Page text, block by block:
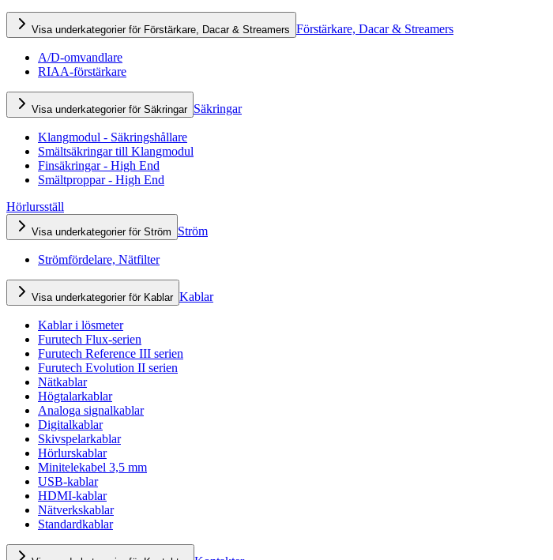
Visa underkategorier för Förstärkare, Dacar & Streamers Förstärkare, Dacar & Streamers
A/D-omvandlare
RIAA-förstärkare
Visa underkategorier för Säkringar Säkringar
Klangmodul - Säkringshållare
Smältsäkringar till Klangmodul
Finsäkringar - High End
Smältproppar - High End
Hörlursställ
Visa underkategorier för Ström Ström
Strömfördelare, Nätfilter
Visa underkategorier för Kablar Kablar
Kablar i lösmeter
Furutech Flux-serien
Furutech Reference III serien
Furutech Evolution II serien
Nätkablar
Högtalarkablar
Analoga signalkablar
Digitalkablar
Skivspelarkablar
Hörlurskablar
Minitelekabel 3,5 mm
USB-kablar
HDMI-kablar
Nätverkskablar
Standardkablar